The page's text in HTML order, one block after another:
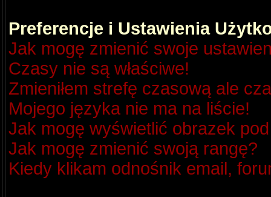
Preferencje i Ustawienia
Jak mogę zmienić swoje
Czasy nie są właściwe!
Zmieniłem strefę czasową ale
Mojego języka nie ma na liście!
Jak mogę wyświetlić obrazek
Jak mogę zmienić swoją rangę?
Kiedy klikam odnośnik email,